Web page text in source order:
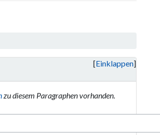
Einklappen
zu diesem Paragraphen vorhanden.